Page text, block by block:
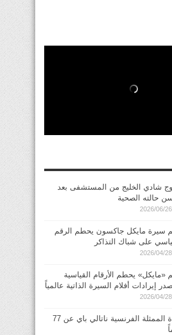
شادي الخليج من المستشفى بعد
حالته الصحية
2026/06/26
سيرة مايكل جاكسون يحطم الرقم
على شباك التذاكر
2026/04/28
«مايكل» يحطم الأرقام القياسية
إيرادات أفلام السيرة الذاتية عالمياً
2026/04/28
وفاة الممثلة الفرنسية ناتالي باي عن 77